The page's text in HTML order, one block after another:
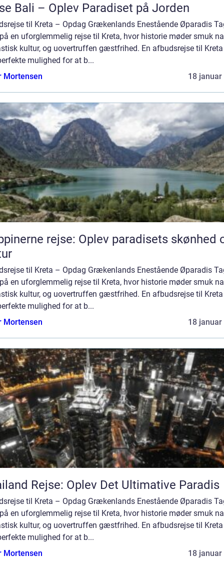
Bali – Oplev Paradiset på Jorden
til Kreta – Opdag Grækenlands Enestående Øparadis
en uforglemmelig rejse til Kreta, hvor historie møder smuk
kultur, og uovertruffen gæstfrihed. En afbudsrejse til Kreta
mulighed for at b...
Mortensen
18 januar
rejse: Oplev paradisets skønhed
til Kreta – Opdag Grækenlands Enestående Øparadis
en uforglemmelig rejse til Kreta, hvor historie møder smuk
kultur, og uovertruffen gæstfrihed. En afbudsrejse til Kreta
mulighed for at b...
Mortensen
18 januar
Rejse: Oplev Det Ultimative Paradis
til Kreta – Opdag Grækenlands Enestående Øparadis
en uforglemmelig rejse til Kreta, hvor historie møder smuk
kultur, og uovertruffen gæstfrihed. En afbudsrejse til Kreta
mulighed for at b...
Mortensen
18 januar